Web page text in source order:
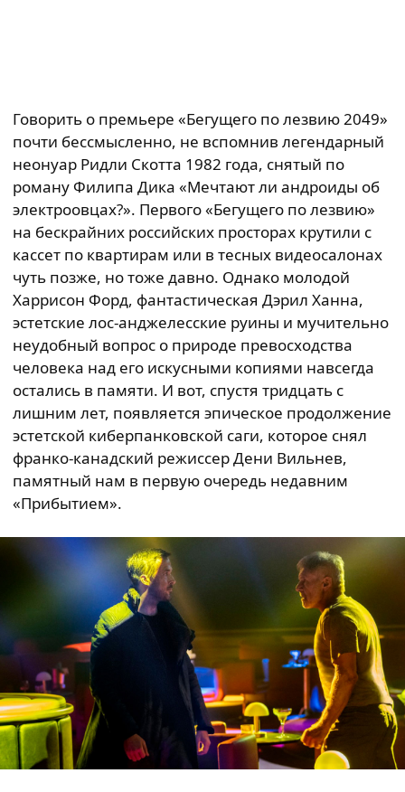
Говорить о премьере «Бегущего по лезвию 2049»
почти бессмысленно, не вспомнив легендарный
неонуар Ридли Скотта 1982 года, снятый по
роману Филипа Дика «Мечтают ли андроиды об
электроовцах?». Первого «Бегущего по лезвию»
на бескрайних российских просторах крутили с
кассет по квартирам или в тесных видеосалонах
чуть позже, но тоже давно. Однако молодой
Харрисон Форд, фантастическая Дэрил Ханна,
эстетские лос-анджелесские руины и мучительно
неудобный вопрос о природе превосходства
человека над его искусными копиями навсегда
остались в памяти. И вот, спустя тридцать с
лишним лет, появляется эпическое продолжение
эстетской киберпанковской саги, которое снял
франко-канадский режиссер Дени Вильнев,
памятный нам в первую очередь недавним
«Прибытием».